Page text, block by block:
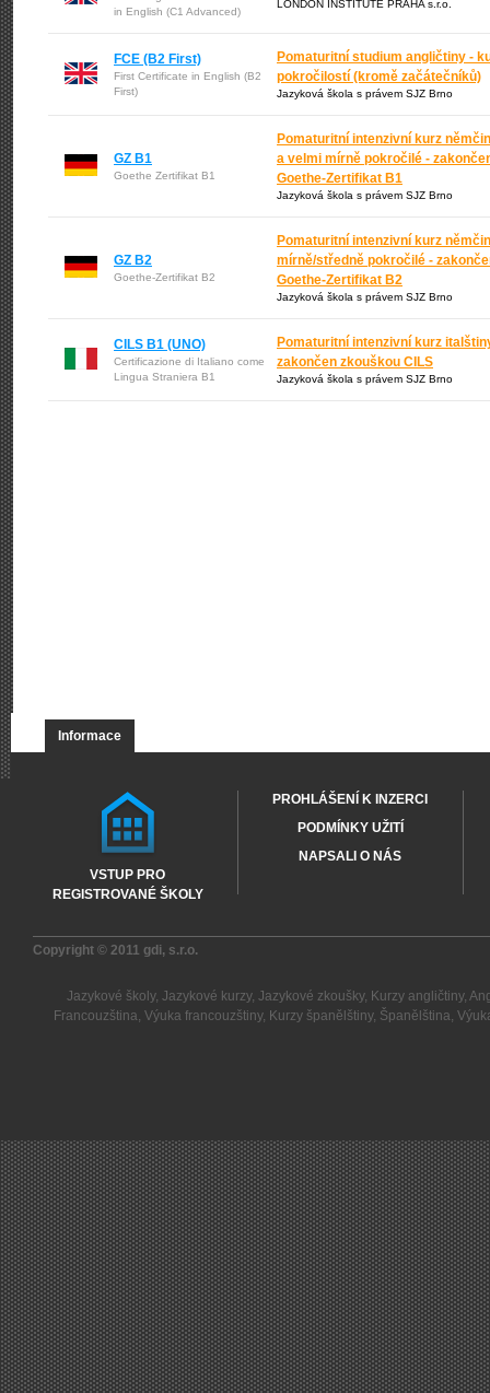
in English (C1 Advanced)
LONDON INSTITUTE PRAHA s.r.o.
FCE (B2 First)
First Certificate in English (B2
First)
Pomaturitní studium angličtiny -
pokročilostí (kromě začátečníků)
Jazyková škola s právem SJZ Brno
GZ B1
Goethe Zertifikat B1
Pomaturitní intenzivní kurz
a velmi mírně pokročilé -
Goethe-Zertifikat B1
Jazyková škola s právem SJZ Brno
GZ B2
Goethe-Zertifikat B2
Pomaturitní intenzivní kurz
mírně/středně pokročilé -
Goethe-Zertifikat B2
Jazyková škola s právem SJZ Brno
CILS B1 (UNO)
Certificazione di Italiano come
Lingua Straniera B1
Pomaturitní intenzivní kurz
zakončen zkouškou CILS
Jazyková škola s právem SJZ Brno
Informace
VSTUP PRO
REGISTROVANÉ ŠKOLY
PROHLÁŠENÍ K INZERCI
PODMÍNKY UŽITÍ
NAPSALI O NÁS
Copyright © 2011 gdi, s.r.o.
Jazykové školy, Jazykové kurzy, Jazykové zkoušky, Kurzy angličtiny,
Francouzština, Výuka francouzštiny, Kurzy španělštiny, Španělština,